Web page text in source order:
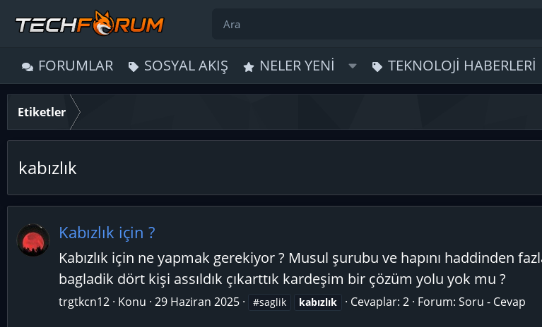
FORUMLAR SOSYAL AKIŞ NELER YENI TEKNOLOJI HABERLERI
Etiketler
kabızlık
Kabızlık için ?
Kabızlık için ne yapmak gerekiyor ? Musul şurubu ve hapını haddinden
bagladik dört kişi assıldık çıkarttık kardeşim bir çözüm yolu yok mu ?
trgtkcn12 Konu 29 Haziran 2025 #saglik kabızlık Cevaplar: 2 Forum: Soru - Cevap